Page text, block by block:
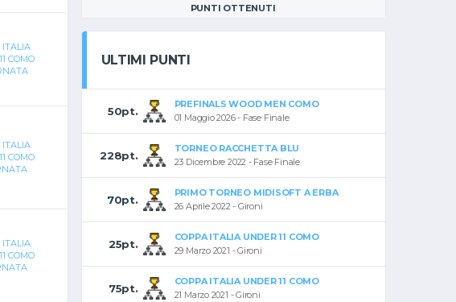
ITALIA
COMO
ITALIA
COMO
ITALIA
COMO
PUNTI OTTENUTI
ULTIMI PUNTI
50pt.
PREFINALS WOOD MEN COMO
01 Maggio 2026 - Fase Finale
228pt.
TORNEO RACCHETTA BLU
23 Dicembre 2022 - Fase Finale
70pt.
PRIMO TORNEO MIDISOFT A ERBA
26 Aprile 2022 - Gironi
25pt.
COPPA ITALIA UNDER 11 COMO
29 Marzo 2021 - Gironi
75pt.
COPPA ITALIA UNDER 11 COMO
21 Marzo 2021 - Gironi